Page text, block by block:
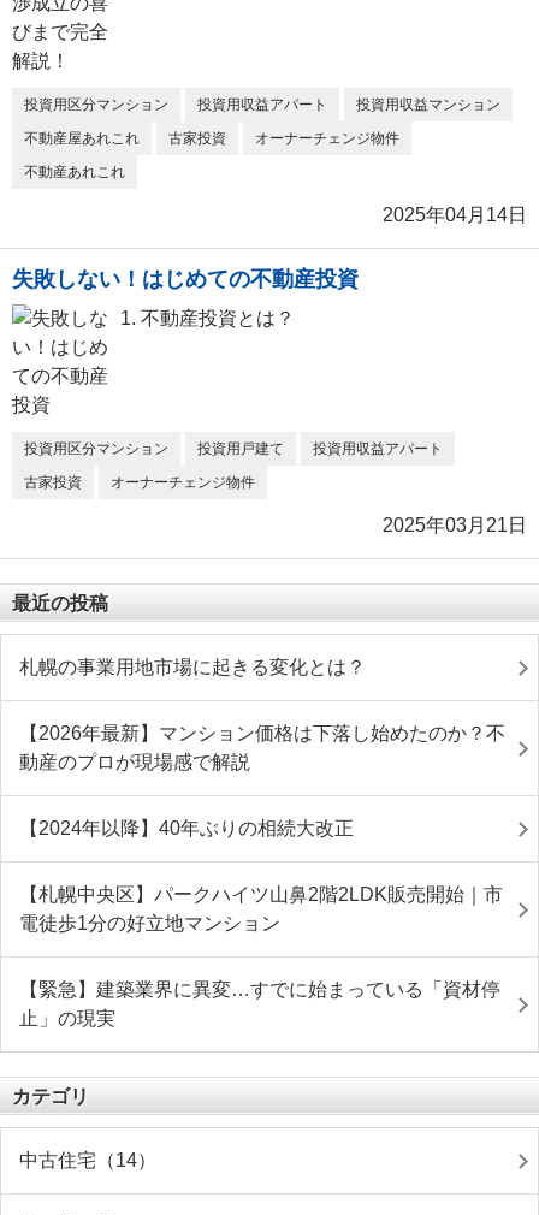
投資用区分マンション 投資用収益アパート
投資用収益マンション
不動産屋あれこれ
古家投資
オーナーチェンジ物件
不動産あれこれ
2025年04月14日
失敗しない！はじめての不動産投資
1. 不動産投資とは？
投資用区分マンション 投資用戸建て
投資用収益アパート
古家投資
オーナーチェンジ物件
2025年03月21日
最近の投稿
札幌の事業用地市場に起きる変化とは？
【2026年最新】マンション価格は下落し始めたのか？不
動産のプロが現場感で解説
【2024年以降】40年ぶりの相続大改正
【札幌中央区】パークハイツ山鼻2階2LDK販売開始｜市
電徒歩1分の好立地マンション
【緊急】建築業界に異変…すでに始まっている「資材停
止」の現実
カテゴリ
中古住宅（14）